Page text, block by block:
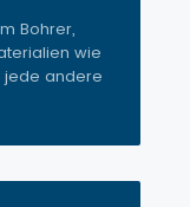
Bohrer,
wie
jede andere